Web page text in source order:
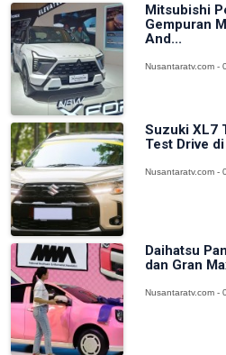
Mitsubishi
Gempuran
And...
Nusantaratv.com -
Suzuki XL7
Test Drive
Nusantaratv.com -
Daihatsu
dan Gran
Nusantaratv.com -